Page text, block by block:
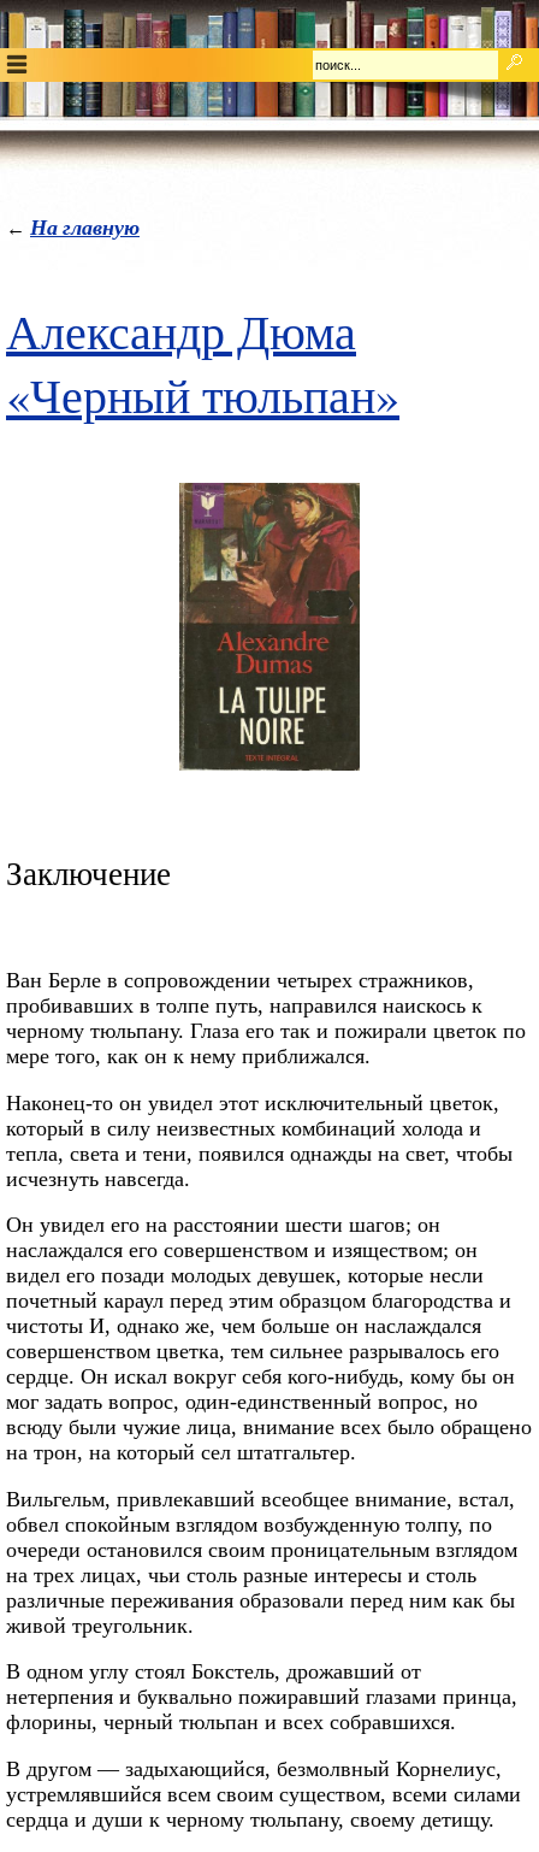
← На главную
Александр Дюма
«Черный тюльпан»
Заключение
Ван Берле в сопровождении четырех стражников,
пробивавших в толпе путь, направился наискось к
черному тюльпану. Глаза его так и пожирали цветок по
мере того, как он к нему приближался.
Наконец-то он увидел этот исключительный цветок,
который в силу неизвестных комбинаций холода и
тепла, света и тени, появился однажды на свет, чтобы
исчезнуть навсегда.
Он увидел его на расстоянии шести шагов; он
наслаждался его совершенством и изяществом; он
видел его позади молодых девушек, которые несли
почетный караул перед этим образцом благородства и
чистоты И, однако же, чем больше он наслаждался
совершенством цветка, тем сильнее разрывалось его
сердце. Он искал вокруг себя кого-нибудь, кому бы он
мог задать вопрос, один-единственный вопрос, но
всюду были чужие лица, внимание всех было обращено
на трон, на который сел штатгальтер.
Вильгельм, привлекавший всеобщее внимание, встал,
обвел спокойным взглядом возбужденную толпу, по
очереди остановился своим проницательным взглядом
на трех лицах, чьи столь разные интересы и столь
различные переживания образовали перед ним как бы
живой треугольник.
В одном углу стоял Бокстель, дрожавший от
нетерпения и буквально пожиравший глазами принца,
флорины, черный тюльпан и всех собравшихся.
В другом — задыхающийся, безмолвный Корнелиус,
устремлявшийся всем своим существом, всеми силами
сердца и души к черному тюльпану, своему детищу.